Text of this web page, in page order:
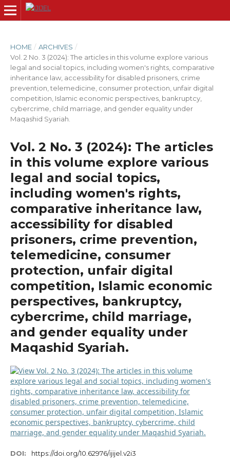
HOME / ARCHIVES /
Vol. 2 No. 3 (2024): The articles in this volume explore various
legal and social topics, including women's rights, comparative
inheritance law, accessibility for disabled prisoners, crime
prevention, telemedicine, consumer protection, unfair digital
competition, Islamic economic perspectives, bankruptcy,
cybercrime, child marriage, and gender equality under
Maqashid Syariah.
Vol. 2 No. 3 (2024): The articles
in this volume explore various
legal and social topics,
including women's rights,
comparative inheritance law,
accessibility for disabled
prisoners, crime prevention,
telemedicine, consumer
protection, unfair digital
competition, Islamic economic
perspectives, bankruptcy,
cybercrime, child marriage,
and gender equality under
Maqashid Syariah.
DOI: https://doi.org/10.62976/ijijel.v2i3